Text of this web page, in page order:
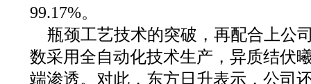
99.17%。
瓶颈工艺技术的突破，再配合上公
数采用全自动化技术生产，异质结伏
端渗透。对此，东方日升表示，公司